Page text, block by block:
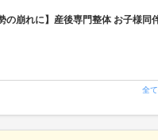
の崩れに】産後専門整体 お子様同
全